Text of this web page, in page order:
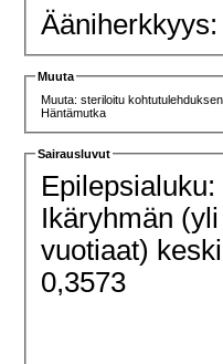
Ääniherkkyys:
Muuta
Muuta: steriloitu
Häntämutka
Sairausluvut
Epilepsialuku:
Ikäryhmän
vuotiaat)
0,3573